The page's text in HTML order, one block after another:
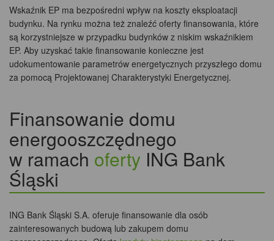
Wskaźnik EP ma bezpośredni wpływ na koszty eksploatacji
budynku. Na rynku można też znaleźć oferty finansowania, które
są korzystniejsze w przypadku budynków z niskim wskaźnikiem
EP. Aby uzyskać takie finansowanie konieczne jest
udokumentowanie parametrów energetycznych przyszłego domu
za pomocą Projektowanej Charakterystyki Energetycznej.
Finansowanie domu
energooszczędnego
w ramach oferty ING Bank
Śląski
ING Bank Śląski S.A. oferuje finansowanie dla osób
zainteresowanych budową lub zakupem domu